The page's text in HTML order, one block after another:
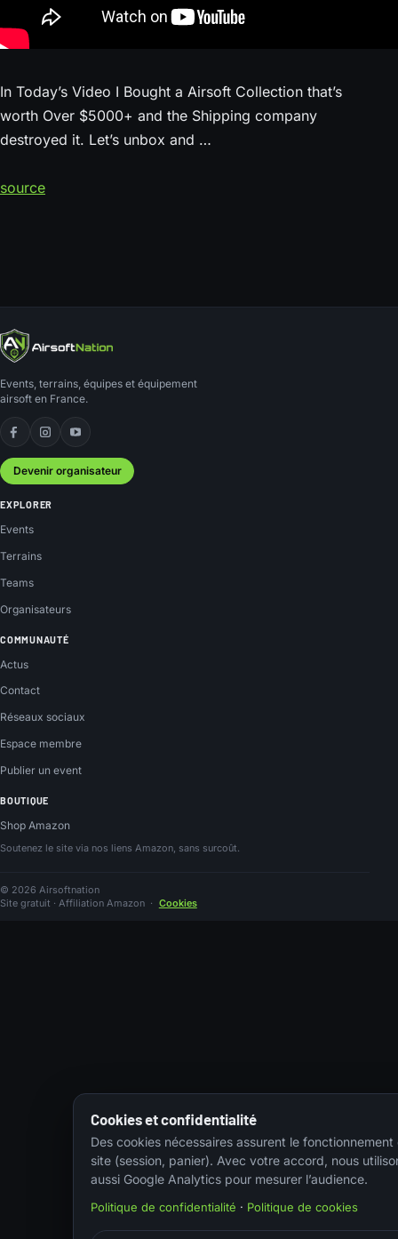
In Today’s Video I Bought a Airsoft Collection that’s
worth Over $5000+ and the Shipping company
destroyed it. Let’s unbox and …
source
Events, terrains, équipes et équipement
airsoft en France.
Facebook
Instagram
YouTube
Devenir organisateur
EXPLORER
Events
Terrains
Teams
Organisateurs
COMMUNAUTÉ
Actus
Contact
Réseaux sociaux
Espace membre
Publier un event
BOUTIQUE
Shop Amazon
Soutenez le site via nos liens Amazon, sans surcoût.
© 2026 Airsoftnation
Site gratuit · Affiliation Amazon · Cookies
Cookies et confidentialité
Des cookies nécessaires assurent le fonctionnement
site (session, panier). Avec votre accord, nous
aussi Google Analytics pour mesurer l’audience.
Politique de confidentialité · Politique de cookies